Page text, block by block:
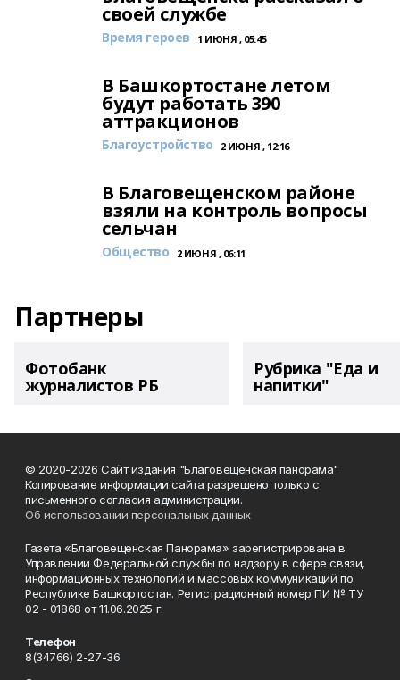
своей службе
Время героев 1 ИЮНЯ , 05:45
В Башкортостане летом
будут работать 390
аттракционов
Благоустройство 2 ИЮНЯ , 12:16
В Благовещенском районе
взяли на контроль вопросы
сельчан
Общество 2 ИЮНЯ , 06:11
Партнеры
Фотобанк
журналистов РБ
Рубрика "Еда и
напитки"
© 2020-2026 Сайт издания "Благовещенская панорама"
Копирование информации сайта разрешено только с
письменного согласия администрации.
Об использовании персональных данных
Газета «Благовещенская Панорама» зарегистрирована в
Управлении Федеральной службы по надзору в сфере связи,
информационных технологий и массовых коммуникаций по
Республике Башкортостан. Регистрационный номер ПИ № ТУ
02 - 01868 от 11.06.2025 г.
Телефон
8(34766) 2-27-36